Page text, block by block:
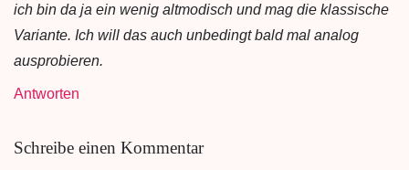
ich bin da ja ein wenig altmodisch und mag die klassische
Variante. Ich will das auch unbedingt bald mal analog
ausprobieren.
Antworten
Schreibe einen Kommentar